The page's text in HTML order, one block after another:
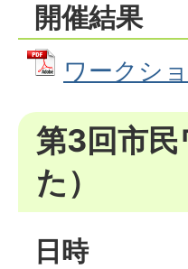
開催結果
ワークシ
第3回市
た）
日時